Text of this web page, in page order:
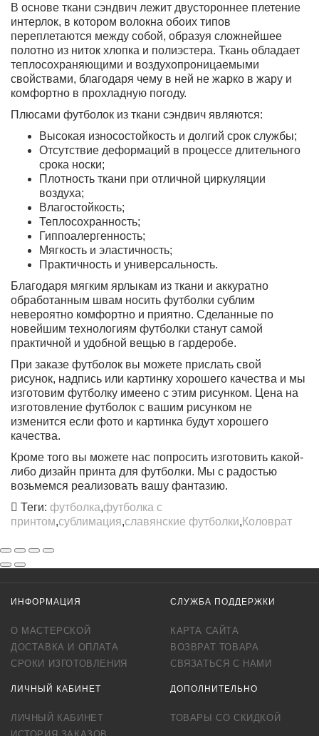
В основе ткани сэндвич лежит двустороннее плетение
интерлок, в котором волокна обоих типов
переплетаются между собой, образуя сложнейшее
полотно из ниток хлопка и полиэстера. Ткань обладает
теплосохраняющими и воздухопроницаемыми
свойствами, благодаря чему в ней не жарко в жару и
комфортно в прохладную погоду.
Плюсами футболок из ткани сэндвич являются:
Высокая износостойкость и долгий срок службы;
Отсутствие деформаций в процессе длительного
срока носки;
Плотность ткани при отличной циркуляции
воздуха;
Влагостойкость;
Теплосохранность;
Гиппоалергенность;
Мягкость и эластичность;
Практичность и универсальность.
Благодаря мягким ярлыкам из ткани и аккуратно
обработанным швам носить футболки сублим
невероятно комфортно и приятно. Сделанные по
новейшим технологиям футболки станут самой
практичной и удобной вещью в гардеробе.
При заказе футболок вы можете прислать свой
рисунок, надпись или картинку хорошего качества и мы
изготовим футболку имеено с этим рисунком. Цена на
изготовление футболок с вашим рисунком не
изменится если фото и картинка будут хорошего
качества.
Кроме того вы можете нас попросить изготовить какой-
либо дизайн принта для футболки. Мы с радостью
возьмемся реализовать вашу фантазию.
Теги: футболка,футболка с
принтом,сублимация,славянские футболки, Коловрат
ИНФОРМАЦИЯ
О МАСТЕРСКОЙ
ДОСТАВКА И ОПЛАТА
СРОКИ ИЗГОТОВЛЕНИЯ
СЛУЖБА ПОДДЕРЖКИ
КАРТА САЙТА
ВОЗВРАТ ТОВАРА
СВЯЗАТЬСЯ С НАМИ
ЛИЧНЫЙ КАБИНЕТ
ЛИЧНЫЙ КАБИНЕТ
ДОПОЛНИТЕЛЬНО
ТОВАРЫ СО СКИДКОЙ